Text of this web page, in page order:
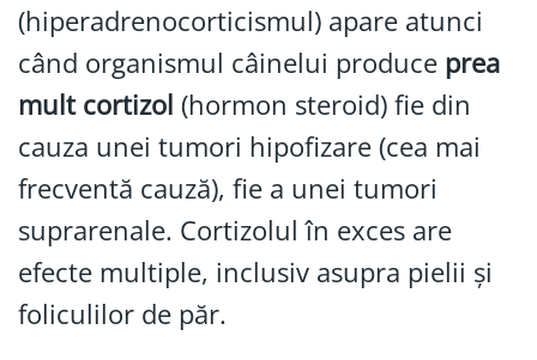
(hiperadrenocorticismul) apare atunci
când organismul câinelui produce prea
mult cortizol (hormon steroid) fie din
cauza unei tumori hipofizare (cea mai
frecventă cauză), fie a unei tumori
suprarenale. Cortizolul în exces are
efecte multiple, inclusiv asupra pielii și
foliculilor de păr.